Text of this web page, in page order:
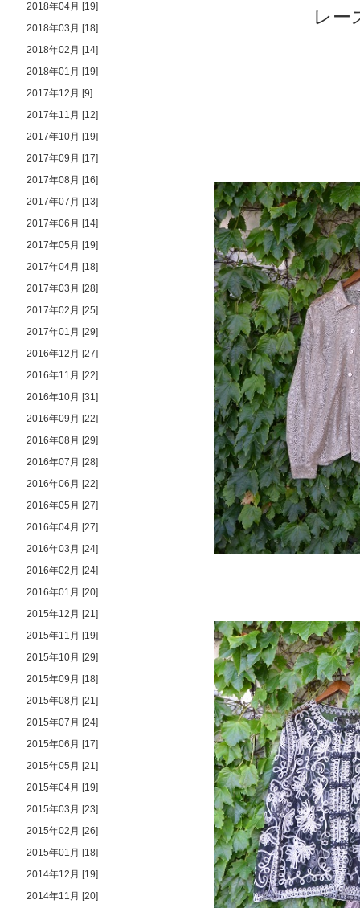
レー
2018年04月 [19]
2018年03月 [18]
2018年02月 [14]
2018年01月 [19]
2017年12月 [9]
2017年11月 [12]
2017年10月 [19]
2017年09月 [17]
2017年08月 [16]
2017年07月 [13]
2017年06月 [14]
2017年05月 [19]
2017年04月 [18]
2017年03月 [28]
2017年02月 [25]
2017年01月 [29]
2016年12月 [27]
2016年11月 [22]
2016年10月 [31]
2016年09月 [22]
2016年08月 [29]
2016年07月 [28]
2016年06月 [22]
2016年05月 [27]
2016年04月 [27]
2016年03月 [24]
2016年02月 [24]
2016年01月 [20]
2015年12月 [21]
2015年11月 [19]
2015年10月 [29]
2015年09月 [18]
2015年08月 [21]
2015年07月 [24]
2015年06月 [17]
2015年05月 [21]
2015年04月 [19]
2015年03月 [23]
2015年02月 [26]
2015年01月 [18]
2014年12月 [19]
2014年11月 [20]